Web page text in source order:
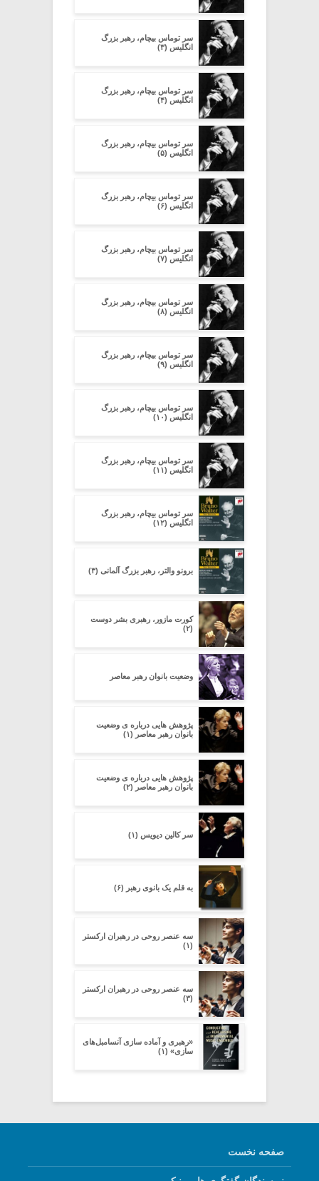
سر توماس بیچام، رهبر بزرگ
انگلیس (۳)
سر توماس بیچام، رهبر بزرگ
انگلیس (۴)
سر توماس بیچام، رهبر بزرگ
انگلیس (۵)
سر توماس بیچام، رهبر بزرگ
انگلیس (۶)
سر توماس بیچام، رهبر بزرگ
انگلیس (۷)
سر توماس بیچام، رهبر بزرگ
انگلیس (۸)
سر توماس بیچام، رهبر بزرگ
انگلیس (۹)
سر توماس بیچام، رهبر بزرگ
انگلیس (۱۰)
سر توماس بیچام، رهبر بزرگ
انگلیس (۱۱)
سر توماس بیچام، رهبر بزرگ
انگلیس (۱۲)
برونو والتر، رهبر بزرگ آلمانی (۳)
کورت مازور، رهبری بشر دوست
(۲)
وضعیت بانوان رهبر معاصر
پژوهش هایی درباره ی وضعیت
بانوان رهبر معاصر (۱)
پژوهش هایی درباره ی وضعیت
بانوان رهبر معاصر (۲)
سر کالین دیویس (۱)
به قلم یک بانوی رهبر (۶)
سه عنصر روحی در رهبران ارکستر
(۱)
سه عنصر روحی در رهبران ارکستر
(۳)
«رهبری و آماده سازی آنسامبل‌های
سازی» (۱)
صفحه نخست